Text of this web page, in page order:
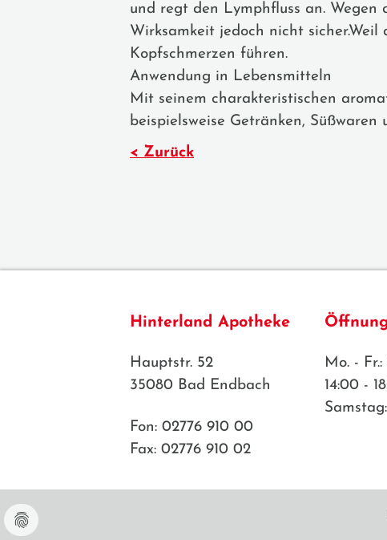
und regt den Lymphfluss an.
Wirksamkeit jedoch nicht
Kopfschmerzen führen.
Anwendung in Lebensmitteln
Mit seinem charakteristischen
beispielsweise Getränken, Süßwaren
< Zurück
Hinterland Apotheke
Hauptstr. 52
35080 Bad Endbach
Fon: 02776 910 00
Fax: 02776 910 02
Mo. -
14:00 -